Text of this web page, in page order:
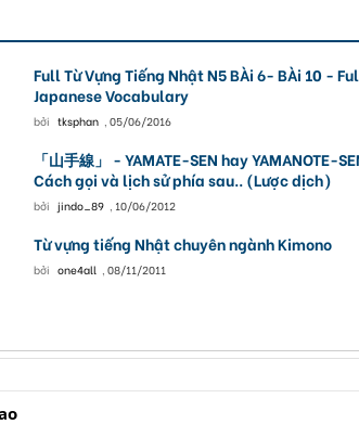
Full Từ Vựng Tiếng Nhật N5 BÀi 6- BÀi 10 -
Japanese Vocabulary
bởi tksphan 05/06/2016
「山手線」 - YAMATE-SEN hay YAMANOTE-
Cách gọi và lịch sử phía sau.. (Lược dịch)
bởi jindo_89 10/06/2012
Từ vựng tiếng Nhật chuyên ngành Kimono
bởi one4all 08/11/2011